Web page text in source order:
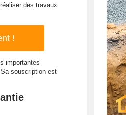
des travaux
!
importantes
souscription est